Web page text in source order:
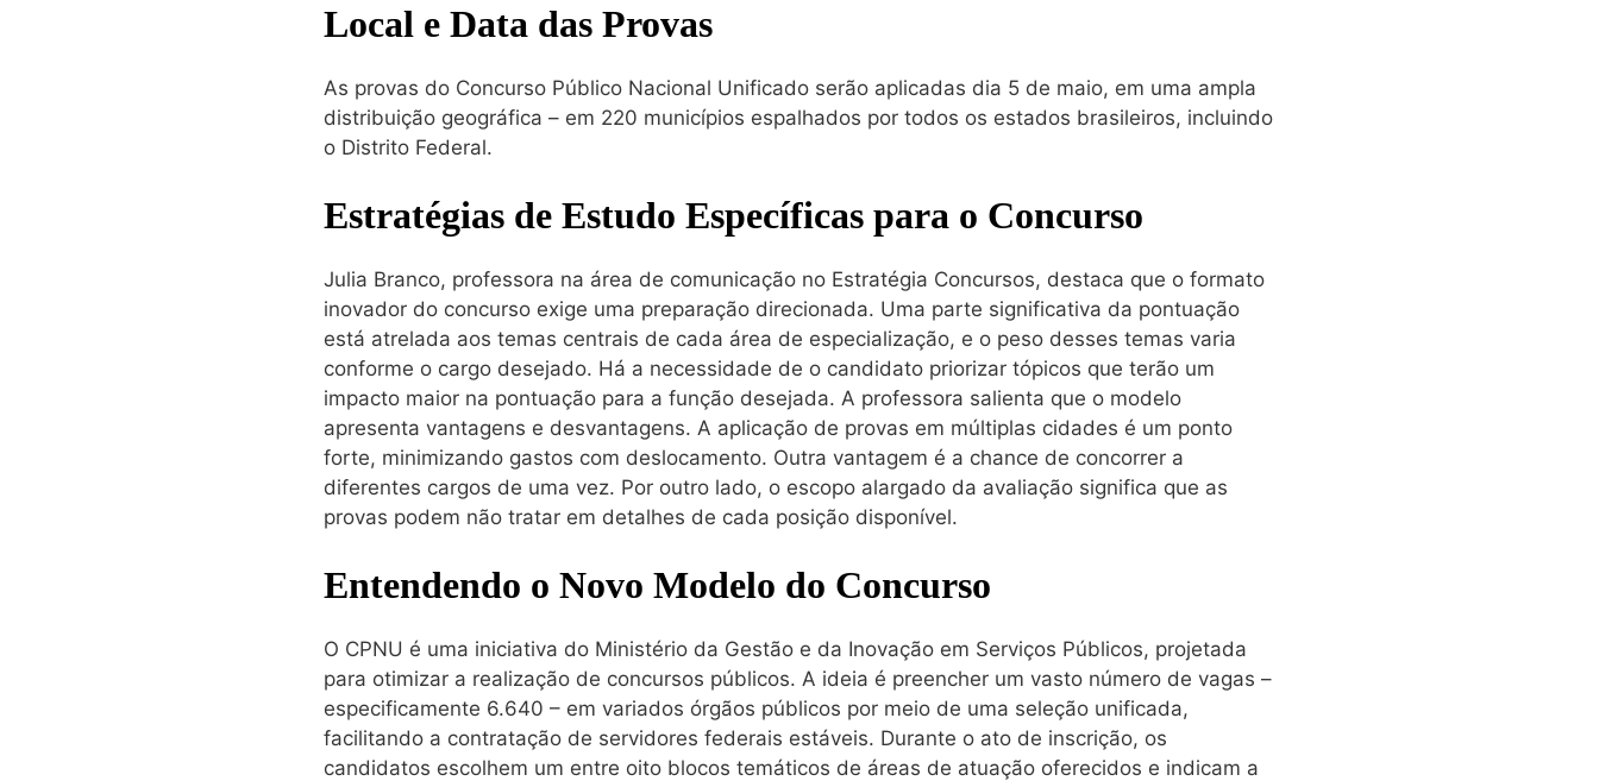
Local e Data das Provas
As provas do Concurso Público Nacional Unificado serão aplicadas dia 5 de maio, em uma ampla
distribuição geográfica – em 220 municípios espalhados por todos os estados brasileiros, incluindo
o Distrito Federal.
Estratégias de Estudo Específicas para o Concurso
Julia Branco, professora na área de comunicação no Estratégia Concursos, destaca que o formato
inovador do concurso exige uma preparação direcionada. Uma parte significativa da pontuação
está atrelada aos temas centrais de cada área de especialização, e o peso desses temas varia
conforme o cargo desejado. Há a necessidade de o candidato priorizar tópicos que terão um
impacto maior na pontuação para a função desejada. A professora salienta que o modelo
apresenta vantagens e desvantagens. A aplicação de provas em múltiplas cidades é um ponto
forte, minimizando gastos com deslocamento. Outra vantagem é a chance de concorrer a
diferentes cargos de uma vez. Por outro lado, o escopo alargado da avaliação significa que as
provas podem não tratar em detalhes de cada posição disponível.
Entendendo o Novo Modelo do Concurso
O CPNU é uma iniciativa do Ministério da Gestão e da Inovação em Serviços Públicos, projetada
para otimizar a realização de concursos públicos. A ideia é preencher um vasto número de vagas –
especificamente 6.640 – em variados órgãos públicos por meio de uma seleção unificada,
facilitando a contratação de servidores federais estáveis. Durante o ato de inscrição, os
candidatos escolhem um entre oito blocos temáticos de áreas de atuação oferecidos e indicam a